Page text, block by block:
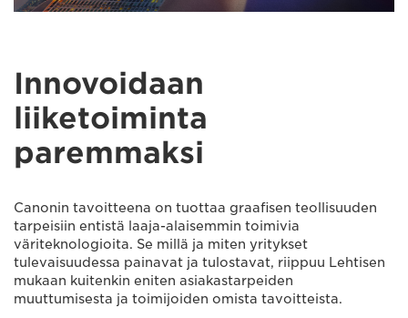
Innovoidaan
liiketoiminta
paremmaksi
Canonin tavoitteena on tuottaa graafisen teollisuuden
tarpeisiin entistä laaja-alaisemmin toimivia
väriteknologioita. Se millä ja miten yritykset
tulevaisuudessa painavat ja tulostavat, riippuu Lehtisen
mukaan kuitenkin eniten asiakastarpeiden
muuttumisesta ja toimijoiden omista tavoitteista.